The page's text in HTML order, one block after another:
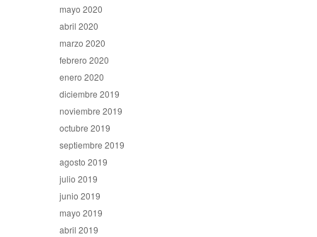
mayo 2020
abril 2020
marzo 2020
febrero 2020
enero 2020
diciembre 2019
noviembre 2019
octubre 2019
septiembre 2019
agosto 2019
julio 2019
junio 2019
mayo 2019
abril 2019